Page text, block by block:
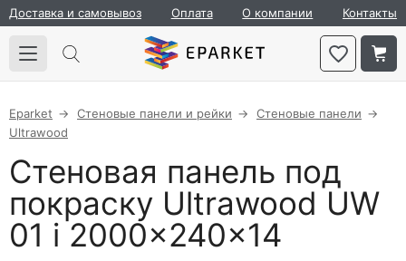
Доставка и самовывоз Оплата О компании Контакты
Eparket Стеновые панели и рейки
Стеновые панели
Ultrawood
Стеновая панель под
покраску Ultrawood UW
01 i 2000×240×14